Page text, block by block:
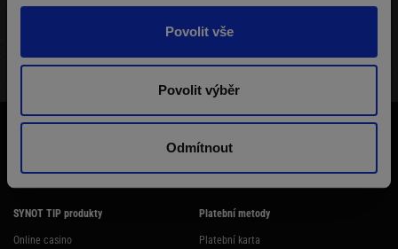
Povolit vše
Povolit výběr
Odmítnout
Účast na hazardní hře může být škodlivá. Ministerstvo financí varuje: Účastí
na hazardní hře může vzniknout závislost! Hazardních her se nemohou
SYNOT TIP produkty
Online casino
Platební metody
Platební karta